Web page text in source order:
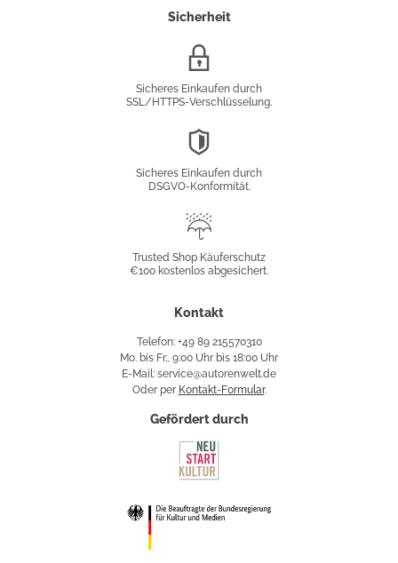
Sicherheit
Sicheres Einkaufen durch
SSL/HTTPS-Verschlüsselung.
Sicheres Einkaufen durch
DSGVO-Konformität.
Käuferschutz
Trusted Shop Käuferschutz
€100 kostenlos abgesichert.
Kontakt
Telefon: +49 89 215570310
Mo. bis Fr., 9:00 Uhr bis 18:00 Uhr
E-Mail: service@autorenwelt.de
Oder per Kontakt-Formular.
Gefördert durch